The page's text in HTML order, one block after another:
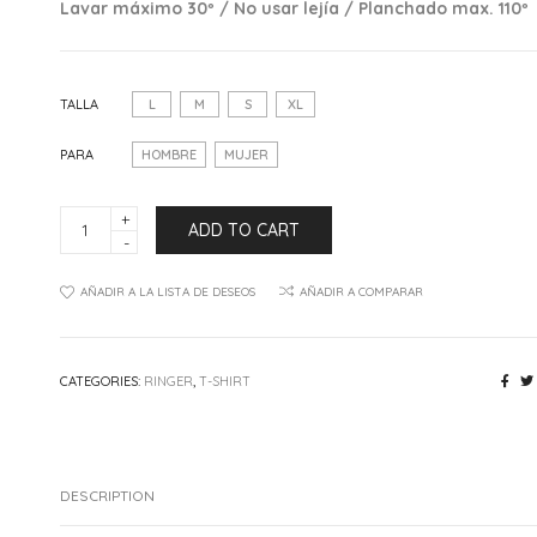
Home
Lavar máximo 30º / No usar lejía / Planchado max. 110º
TALLA L M S XL
PARA HOMBRE MUJER
Shirt
quantity
ADD TO CART
AÑADIR A LA LISTA DE DESEOS AÑADIR A COMPARAR
CATEGORIES: RINGER, T-SHIRT
DESCRIPTION